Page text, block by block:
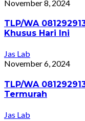
November 8, 2024
TLP/WA
Khusus Hari Ini
Jas Lab
November 6, 2024
TLP/WA
Termurah
Jas Lab